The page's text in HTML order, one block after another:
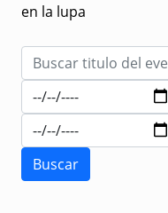
en la lupa